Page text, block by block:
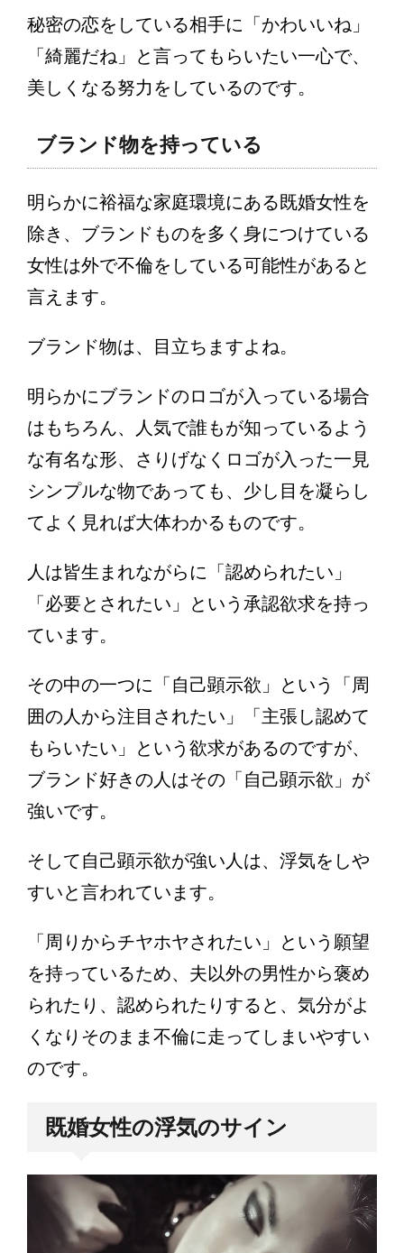
秘密の恋をしている相手に「かわいいね」
「綺麗だね」と言ってもらいたい一心で、
美しくなる努力をしているのです。
ブランド物を持っている
明らかに裕福な家庭環境にある既婚女性を
除き、ブランドものを多く身につけている
女性は外で不倫をしている可能性があると
言えます。
ブランド物は、目立ちますよね。
明らかにブランドのロゴが入っている場合
はもちろん、人気で誰もが知っているよう
な有名な形、さりげなくロゴが入った一見
シンプルな物であっても、少し目を凝らし
てよく見れば大体わかるものです。
人は皆生まれながらに「認められたい」
「必要とされたい」という承認欲求を持っ
ています。
その中の一つに「自己顕示欲」という「周
囲の人から注目されたい」「主張し認めて
もらいたい」という欲求があるのですが、
ブランド好きの人はその「自己顕示欲」が
強いです。
そして自己顕示欲が強い人は、浮気をしや
すいと言われています。
「周りからチヤホヤされたい」という願望
を持っているため、夫以外の男性から褒め
られたり、認められたりすると、気分がよ
くなりそのまま不倫に走ってしまいやすい
のです。
既婚女性の浮気のサイン